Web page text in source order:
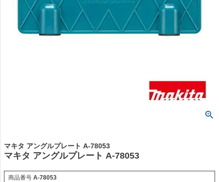
マキタ アングルプレート A-78053
マキタ アングルプレート A-78053
商品番号 A-78053